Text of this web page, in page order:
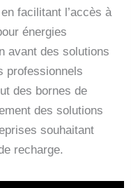
facilitant l’accès à
énergies
avant des solutions
professionnels
des bornes de
des solutions
souhaitant
recharge.